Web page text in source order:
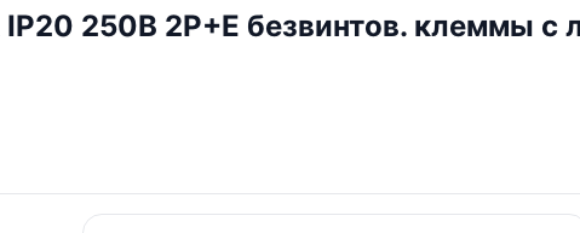
250В 2P+E безвинтов. клеммы